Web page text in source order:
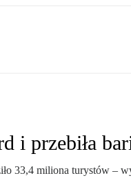
i przebiła
33,4 miliona turystów –